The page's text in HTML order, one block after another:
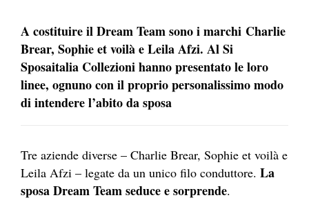
A costituire il Dream Team sono i marchi Charlie
Brear, Sophie et voilà e Leila Afzi. Al Si
Sposaitalia Collezioni hanno presentato le loro
linee, ognuno con il proprio personalissimo modo
di intendere l’abito da sposa
Tre aziende diverse – Charlie Brear, Sophie et voilà e
Leila Afzi – legate da un unico filo conduttore. La
sposa Dream Team seduce e sorprende.